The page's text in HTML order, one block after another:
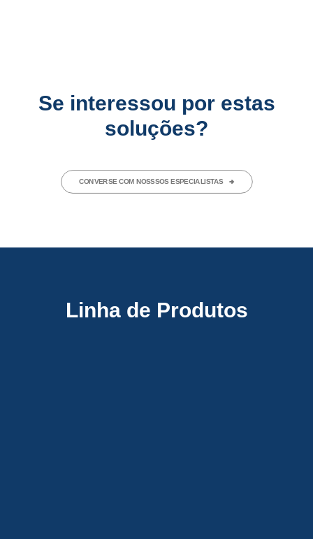
Se interessou por estas
soluções?
CONVERSE COM NOSSSOS ESPECIALISTAS
Linha de Produtos